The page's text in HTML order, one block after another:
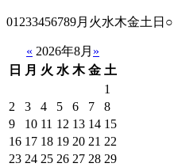
01233456789月火水木金土日
« 2026年8月 »
日
月 火 水 木 金 土
1
2
3 4 5 6 7
8
9
10 11 12 13 14 15
16 17 18 19 20 21 22
23 24 25 26 27 28 29